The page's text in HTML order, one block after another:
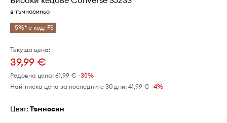
в тъмносиньо
-5%* с код: FS
Текуща цена:
39,99 €
Редовна цена: 61,99 € -35%
Най-ниска цена за последните 30 дни: 41,99 € -4%
Цвят: тъмносин